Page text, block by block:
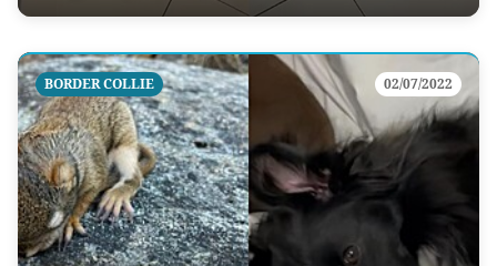
BORDER COLLIE 02/07/2022